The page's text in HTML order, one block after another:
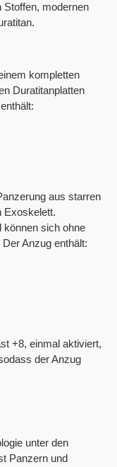
Stoffen, modernen
kompletten
Duratitanplatten
aus starren
Exoskelett.
können sich ohne
Anzug enthält:
+8, einmal aktiviert,
der Anzug
unter den
Panzern und